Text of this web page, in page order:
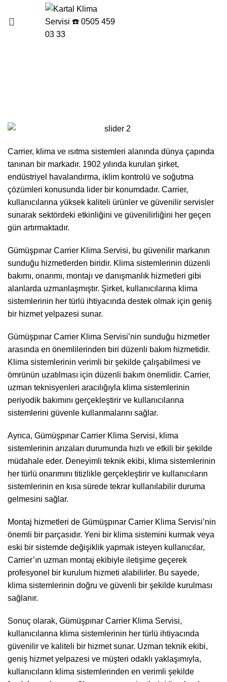
Carrier, klima ve ısıtma sistemleri alanında dünya çapında
tanınan bir markadır. 1902 yılında kurulan şirket,
endüstriyel havalandırma, iklim kontrolü ve soğutma
çözümleri konusunda lider bir konumdadır. Carrier,
kullanıcılarına yüksek kaliteli ürünler ve güvenilir servisler
sunarak sektördeki etkinliğini ve güvenilirliğini her geçen
gün artırmaktadır.
Gümüşpınar Carrier Klima Servisi, bu güvenilir markanın
sunduğu hizmetlerden biridir. Klima sistemlerinin düzenli
bakımı, onarımı, montajı ve danışmanlık hizmetleri gibi
alanlarda uzmanlaşmıştır. Şirket, kullanıcılarına klima
sistemlerinin her türlü ihtiyacında destek olmak için geniş
bir hizmet yelpazesi sunar.
Gümüşpınar Carrier Klima Servisi’nin sunduğu hizmetler
arasında en önemlilerinden biri düzenli bakım hizmetidir.
Klima sistemlerinin verimli bir şekilde çalışabilmesi ve
ömrünün uzatılması için düzenli bakım önemlidir. Carrier,
uzman teknisyenleri aracılığıyla klima sistemlerinin
periyodik bakımını gerçekleştirir ve kullanıcılarına
sistemlerini güvenle kullanmalarını sağlar.
Ayrıca, Gümüşpınar Carrier Klima Servisi, klima
sistemlerinin arızaları durumunda hızlı ve etkili bir şekilde
müdahale eder. Deneyimli teknik ekibi, klima sistemlerinin
her türlü onarımını titizlikle gerçekleştirir ve kullanıcıların
sistemlerinin en kısa sürede tekrar kullanılabilir duruma
gelmesini sağlar.
Montaj hizmetleri de Gümüşpınar Carrier Klima Servisi’nin
önemli bir parçasıdır. Yeni bir klima sistemini kurmak veya
eski bir sistemde değişiklik yapmak isteyen kullanıcılar,
Carrier’ın uzman montaj ekibiyle iletişime geçerek
profesyonel bir kurulum hizmeti alabilirler. Bu sayede,
klima sistemlerinin doğru ve güvenli bir şekilde kurulması
sağlanır.
Sonuç olarak, Gümüşpınar Carrier Klima Servisi,
kullanıcılarına klima sistemlerinin her türlü ihtiyacında
güvenilir ve kaliteli bir hizmet sunar. Uzman teknik ekibi,
geniş hizmet yelpazesi ve müşteri odaklı yaklaşımıyla,
kullanıcıların klima sistemlerinden en verimli şekilde